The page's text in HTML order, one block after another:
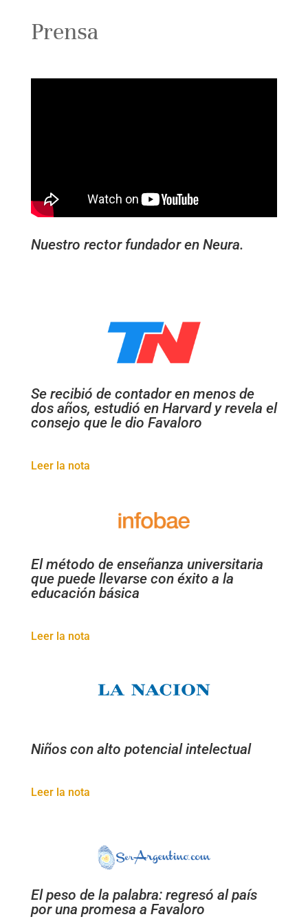
Prensa
Nuestro rector fundador en Neura.
Se recibió de contador en menos de
dos años, estudió en Harvard y revela el
consejo que le dio Favaloro
Leer la nota
El método de enseñanza universitaria
que puede llevarse con éxito a la
educación básica
Leer la nota
Niños con alto potencial intelectual
Leer la nota
El peso de la palabra: regresó al país
por una promesa a Favaloro